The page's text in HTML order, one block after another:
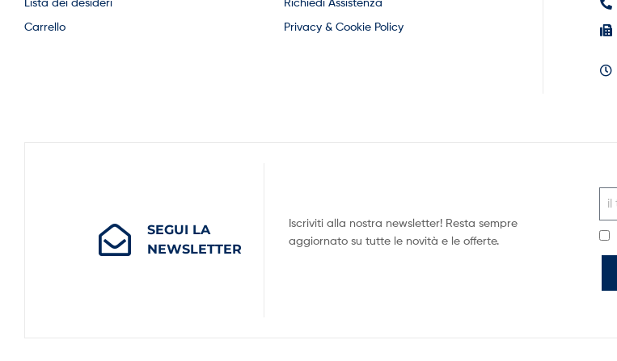
Carrello
Privacy & Cookie Policy
SEGUI LA
NEWSLETTER
Iscriviti alla nostra newsletter! Resta sempre
aggiornato su tutte le novità e le offerte.